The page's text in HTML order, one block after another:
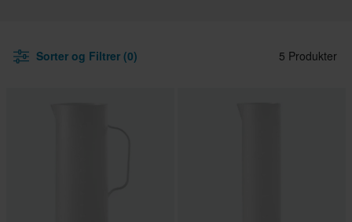
Sorter og Filtrer (0) 5 Produkter